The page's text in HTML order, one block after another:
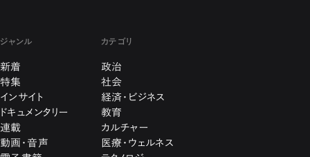
ジャンル
新着
特集
インサイト
ドキュメンタリー
連載
動画・音声
カテゴリ
政治
社会
経済・ビジネス
教育
カルチャー
医療・ウェルネス